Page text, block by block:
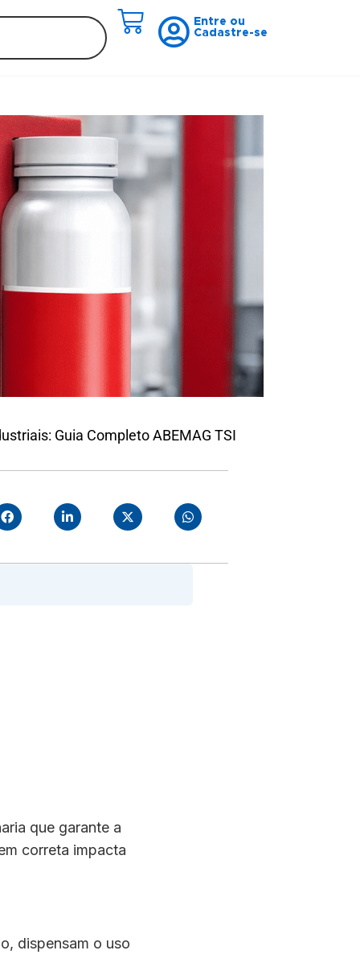
Entre ou
Cadastre-se
Guia Completo ABEMAG TSI
que garante a
correta impacta
dispensam o uso